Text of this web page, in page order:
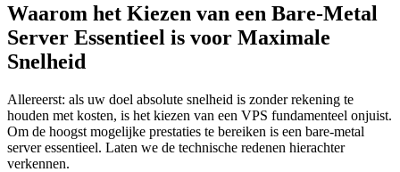
Waarom het Kiezen van een Bare-Metal
Server Essentieel is voor Maximale
Snelheid
Allereerst: als uw doel absolute snelheid is zonder rekening te
houden met kosten, is het kiezen van een VPS fundamenteel onjuist.
Om de hoogst mogelijke prestaties te bereiken is een bare-metal
server essentieel. Laten we de technische redenen hierachter
verkennen.